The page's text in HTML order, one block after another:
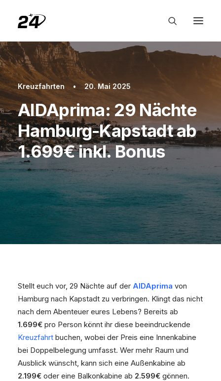
Kreuzfahrten • 20. Mai 2025
AIDAprima: 29 Nächte
Hamburg-Kapstadt ab
1.699€ inkl. Bonus
Stellt euch vor, 29 Nächte auf der AIDAprima von
Hamburg nach Kapstadt zu verbringen. Klingt das nicht
nach dem Abenteuer eures Lebens? Bereits ab
1.699€ pro Person könnt ihr diese beeindruckende
Kreuzfahrt buchen, wobei der Preis eine Innenkabine
bei Doppelbelegung umfasst. Wer mehr Raum und
Ausblick wünscht, kann sich eine Außenkabine ab
2.199€ oder eine Balkonkabine ab 2.599€ gönnen.